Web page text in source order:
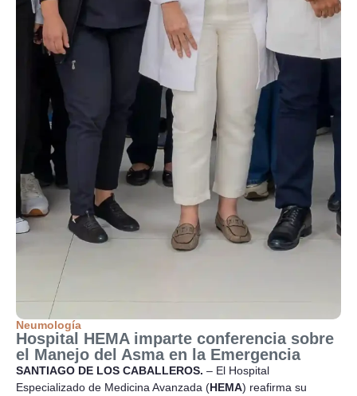
Neumología
Hospital HEMA imparte conferencia sobre
el Manejo del Asma en la Emergencia
SANTIAGO DE LOS CABALLEROS. – El Hospital
Especializado de Medicina Avanzada (HEMA) reafirma su